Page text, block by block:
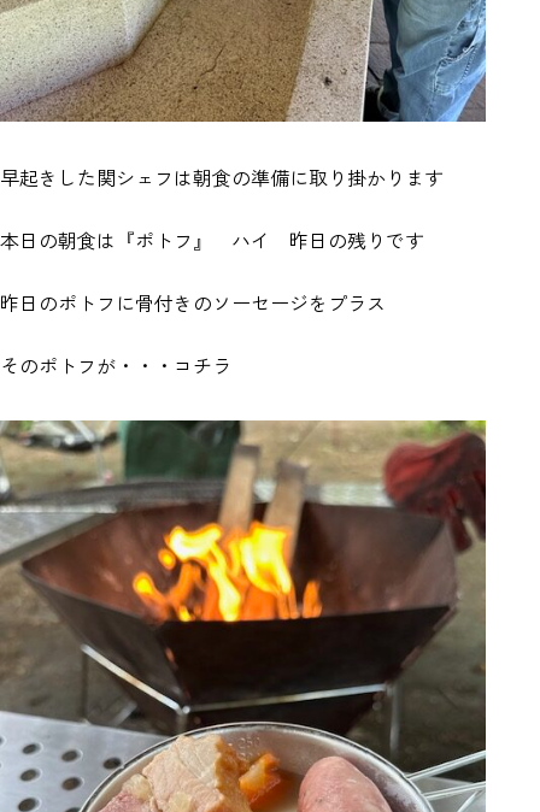
早起きした関シェフは朝食の準備に取り掛かります
本日の朝食は『ポトフ』 ハイ 昨日の残りです
昨日のポトフに骨付きのソーセージをプラス
そのポトフが・・・コチラ